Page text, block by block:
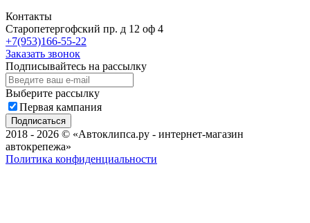
Контакты
Старопетергофский пр. д 12 оф 4
+7(953)166-55-22
Заказать звонок
Подписывайтесь на рассылку
Выберите рассылку
Первая кампания
Подписаться
2018 - 2026 © «Автоклипса.ру - интернет-магазин
автокрепежа»
Политика конфиденциальности